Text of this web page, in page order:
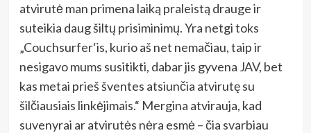
atvirutė man primena laiką praleistą drauge ir
suteikia daug šiltų prisiminimų. Yra netgi toks
„Couchsurfer‘is, kurio aš net nemačiau, taip ir
nesigavo mums susitikti, dabar jis gyvena JAV, bet
kas metai prieš šventes atsiunčia atvirutę su
šilčiausiais linkėjimais.“ Mergina atvirauja, kad
suvenyrai ar atvirutės nėra esmė – čia svarbiau